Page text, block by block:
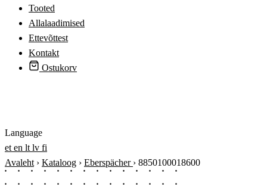
Tooted
Allalaadimised
Ettevõttest
Kontakt
Ostukorv
Language
et en lt lv fi
Avaleht › Kataloog › Eberspächer › 8850100018600